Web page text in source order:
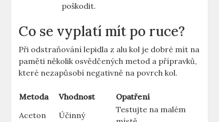
poškodit.
Co se vyplatí mít po ruce?
Při odstraňování lepidla ⁤z alu kol je dobré⁣ mít na
paměti ⁢několik osvědčených metod ⁢a‍ přípravků,
které nezapůsobí⁤ negativně na povrch ⁣kol.
Metoda Vhodnost
Opatření
Aceton
Účinný
Testujte ‍na malém